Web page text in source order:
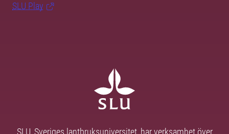
SLU Play
SLU, Sveriges lantbruksuniversitet, har verksamhet över